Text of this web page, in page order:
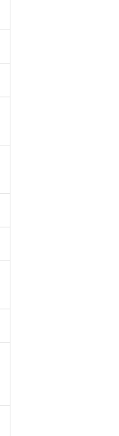
ロン制御機器販売店・
ください。
しないようお願いしま
ンバーズにご登録され
よび当社の共同利用者
することをご了承くだ
者の範囲」に記載されて
るものではありません。
出荷製品に未対応品が
エーテル類) : 1000ppm、
ンジル) : 1000ppm、
を及ぼさない年数を意
下｢規制貨物等」とい
並びにこれらの製造装
第三者に通知します。
場合は、取り引きをい
担当のオムロン制御